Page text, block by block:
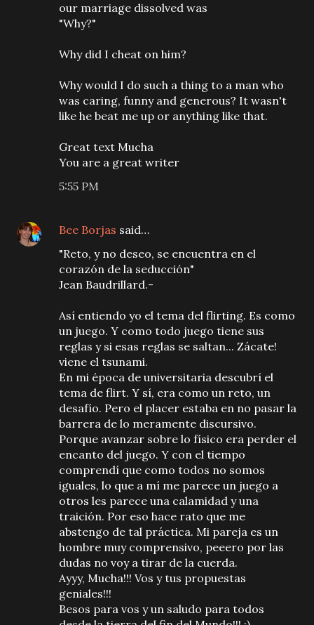
our marriage dissolved was
"Why?"
Why did I cheat on him?
Why would I do such a thing to a man who
was caring, funny and generous? It wasn't
like he beat me up or anything like that.
Great text Mucha
You are a great writer
5:55 PM
Bee Borjas said…
"Reto, y no deseo, se encuentra en el
corazón de la seducción"
Jean Baudrillard.-
Así entiendo yo el tema del flirting. Es como
un juego. Y como todo juego tiene sus
reglas y si esas reglas se saltan... Zácate!
viene el tsunami.
En mi época de universitaria descubrí el
tema de flirt. Y sí, era como un reto, un
desafío. Pero el placer estaba en no pasar la
barrera de lo meramente discursivo.
Porque avanzar sobre lo físico era perder el
encanto del juego. Y con el tiempo
comprendí que como todos no somos
iguales, lo que a mí me parece un juego a
otros les parece una calamidad y una
traición. Por eso hace rato que me
abstengo de tal práctica. Mi pareja es un
hombre muy comprensivo, peeero por las
dudas no voy a tirar de la cuerda.
Ayyy, Mucha!!! Vos y tus propuestas
geniales!!!
Besos para vos y un saludo para todos